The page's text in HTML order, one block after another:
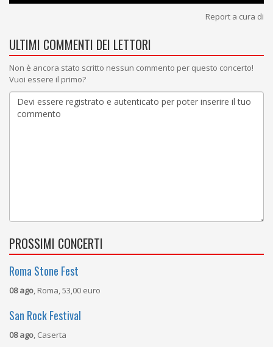
Report a cura di
ULTIMI COMMENTI DEI LETTORI
Non è ancora stato scritto nessun commento per questo concerto!
Vuoi essere il primo?
PROSSIMI CONCERTI
Roma Stone Fest
08 ago, Roma, 53,00 euro
San Rock Festival
08 ago, Caserta